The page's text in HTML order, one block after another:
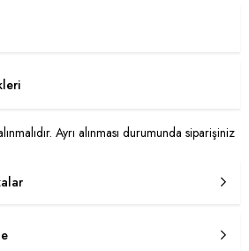
Ayrı alınması durumunda siparişiniz